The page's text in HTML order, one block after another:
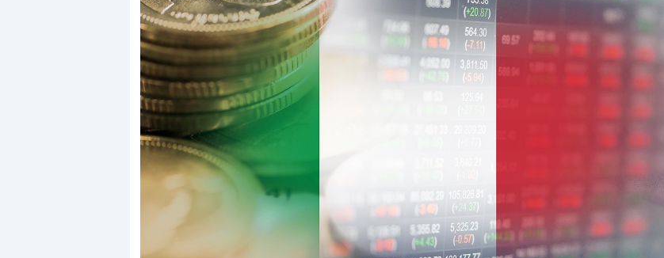
Dalle valutazioni estreme alla
correzione. Cosa sta guidando il
repricing degli asset?
«La mia vita è rovinata». Investitori
in preda al panico dopo lo scoppio
della bolla AI